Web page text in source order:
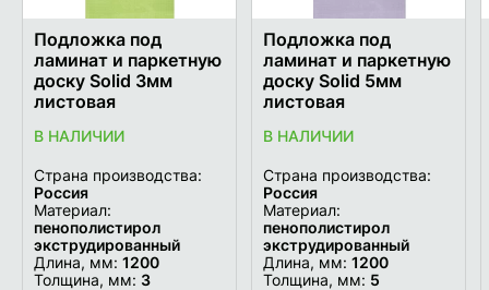
Подложка под
ламинат и паркетную
доску Solid 3мм
листовая
В НАЛИЧИИ
Страна производства:
Россия
Материал:
пенополистирол
экструдированный
Длина, мм: 1200
Толщина, мм: 3
Подложка под
ламинат и паркетную
доску Solid 5мм
листовая
В НАЛИЧИИ
Страна производства:
Россия
Материал:
пенополистирол
экструдированный
Длина, мм: 1200
Толщина, мм: 5